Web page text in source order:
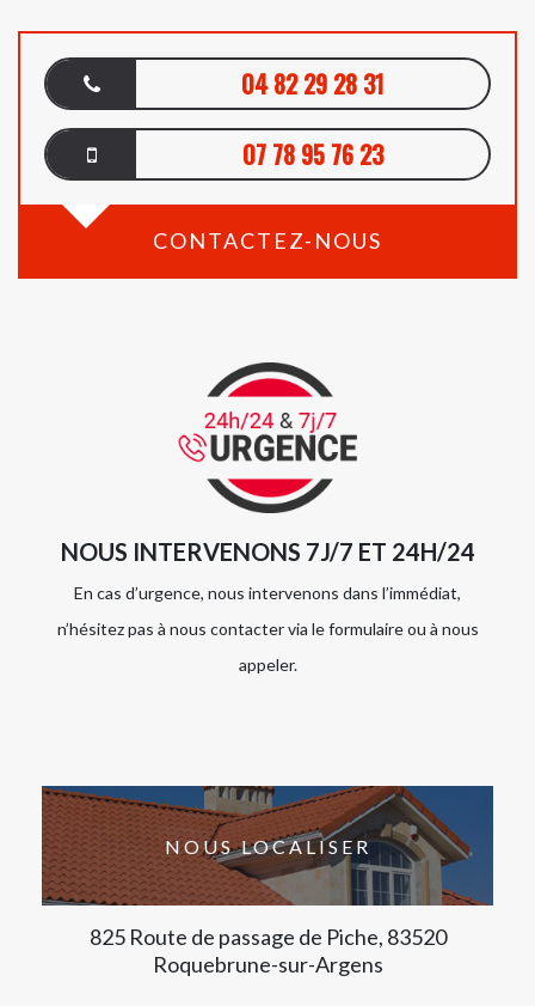
04 82 29 28 31
07 78 95 76 23
CONTACTEZ-NOUS
NOUS INTERVENONS 7J/7 ET 24H/24
En cas d’urgence, nous intervenons dans l’immédiat,
n’hésitez pas à nous contacter via le formulaire ou à nous
appeler.
NOUS LOCALISER
825 Route de passage de Piche, 83520
Roquebrune-sur-Argens